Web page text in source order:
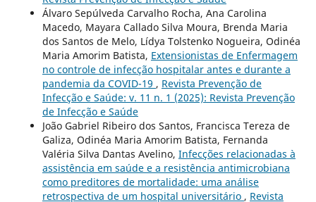
Álvaro Sepúlveda Carvalho Rocha, Ana Carolina
Macedo, Mayara Callado Silva Moura, Brenda Maria
dos Santos de Melo, Lídya Tolstenko Nogueira, Odinéa
Maria Amorim Batista, Extensionistas de Enfermagem
no controle de infecção hospitalar antes e durante a
pandemia da COVID-19 , Revista Prevenção de
Infecção e Saúde: v. 11 n. 1 (2025): Revista Prevenção
de Infecção e Saúde
João Gabriel Ribeiro dos Santos, Francisca Tereza de
Galiza, Odinéa Maria Amorim Batista, Fernanda
Valéria Silva Dantas Avelino, Infecções relacionadas à
assistência em saúde e a resistência antimicrobiana
como preditores de mortalidade: uma análise
retrospectiva de um hospital universitário , Revista